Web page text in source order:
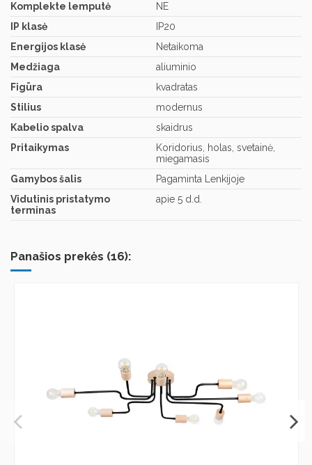
Komplekte lemputė
NE
IP klasė
IP20
Energijos klasė
Netaikoma
Medžiaga
aliuminio
Figūra
kvadratas
Stilius
modernus
Kabelio spalva
skaidrus
Pritaikymas
Koridorius, holas, svetainė,
miegamasis
Gamybos šalis
Pagaminta Lenkijoje
Vidutinis pristatymo
terminas
apie 5 d.d.
Panašios prekės (16):